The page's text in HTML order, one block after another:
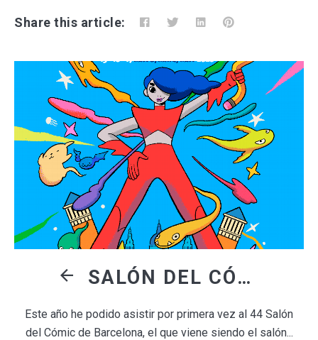
Share this article:
SALÓN DEL CÓMIC DE BARCELONA 2026
Este año he podido asistir por primera vez al 44 Salón
del Cómic de Barcelona, el que viene siendo el salón...